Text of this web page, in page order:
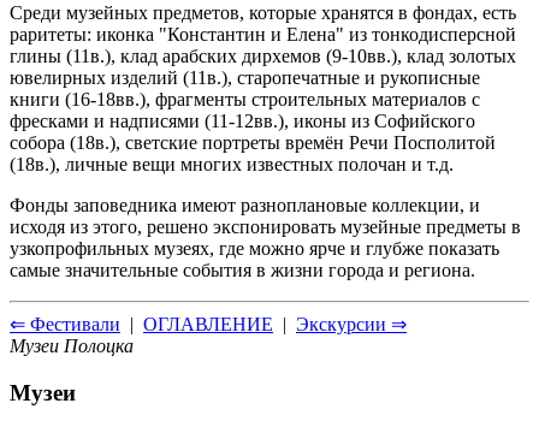
Среди музейных предметов, которые хранятся в фондах, есть
раритеты: иконка "Константин и Елена" из тонкодисперсной
глины (11в.), клад арабских дирхемов (9-10вв.), клад золотых
ювелирных изделий (11в.), старопечатные и рукописные
книги (16-18вв.), фрагменты строительных материалов с
фресками и надписями (11-12вв.), иконы из Софийского
собора (18в.), светские портреты времён Речи Посполитой
(18в.), личные вещи многих известных полочан и т.д.
Фонды заповедника имеют разноплановые коллекции, и
исходя из этого, решено экспонировать музейные предметы в
узкопрофильных музеях, где можно ярче и глубже показать
самые значительные события в жизни города и региона.
⇐ Фестивали | ОГЛАВЛЕНИЕ | Экскурсии ⇒
Музеи Полоцка
Музеи